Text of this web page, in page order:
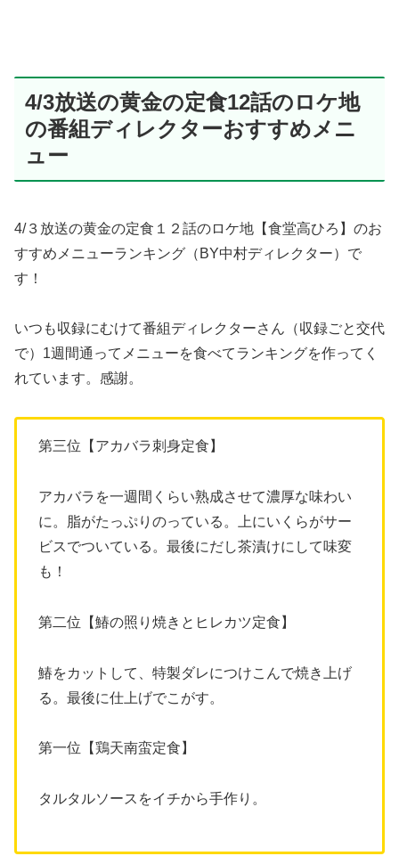
4/3放送の黄金の定食12話のロケ地
の番組ディレクターおすすめメニ
ュー
4/３放送の黄金の定食１２話のロケ地【食堂高ひろ】のお
すすめメニューランキング（BY中村ディレクター）で
す！
いつも収録にむけて番組ディレクターさん（収録ごと交代
で）1週間通ってメニューを食べてランキングを作ってく
れています。感謝。
第三位【アカバラ刺身定食】
アカバラを一週間くらい熟成させて濃厚な味わい
に。脂がたっぷりのっている。上にいくらがサー
ビスでついている。最後にだし茶漬けにして味変
も！
第二位【鰆の照り焼きとヒレカツ定食】
鰆をカットして、特製ダレにつけこんで焼き上げ
る。最後に仕上げでこがす。
第一位【鶏天南蛮定食】
タルタルソースをイチから手作り。